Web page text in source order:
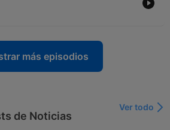
más episodios
de Noticias
Ver todo